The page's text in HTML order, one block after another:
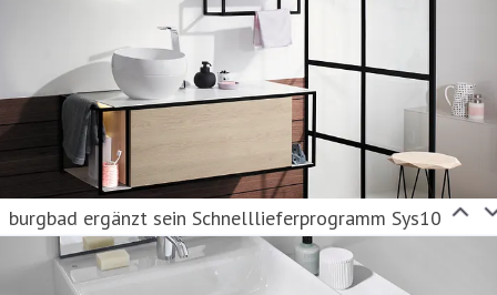
burgbad ergänzt sein Schnelllieferprogramm Sys10